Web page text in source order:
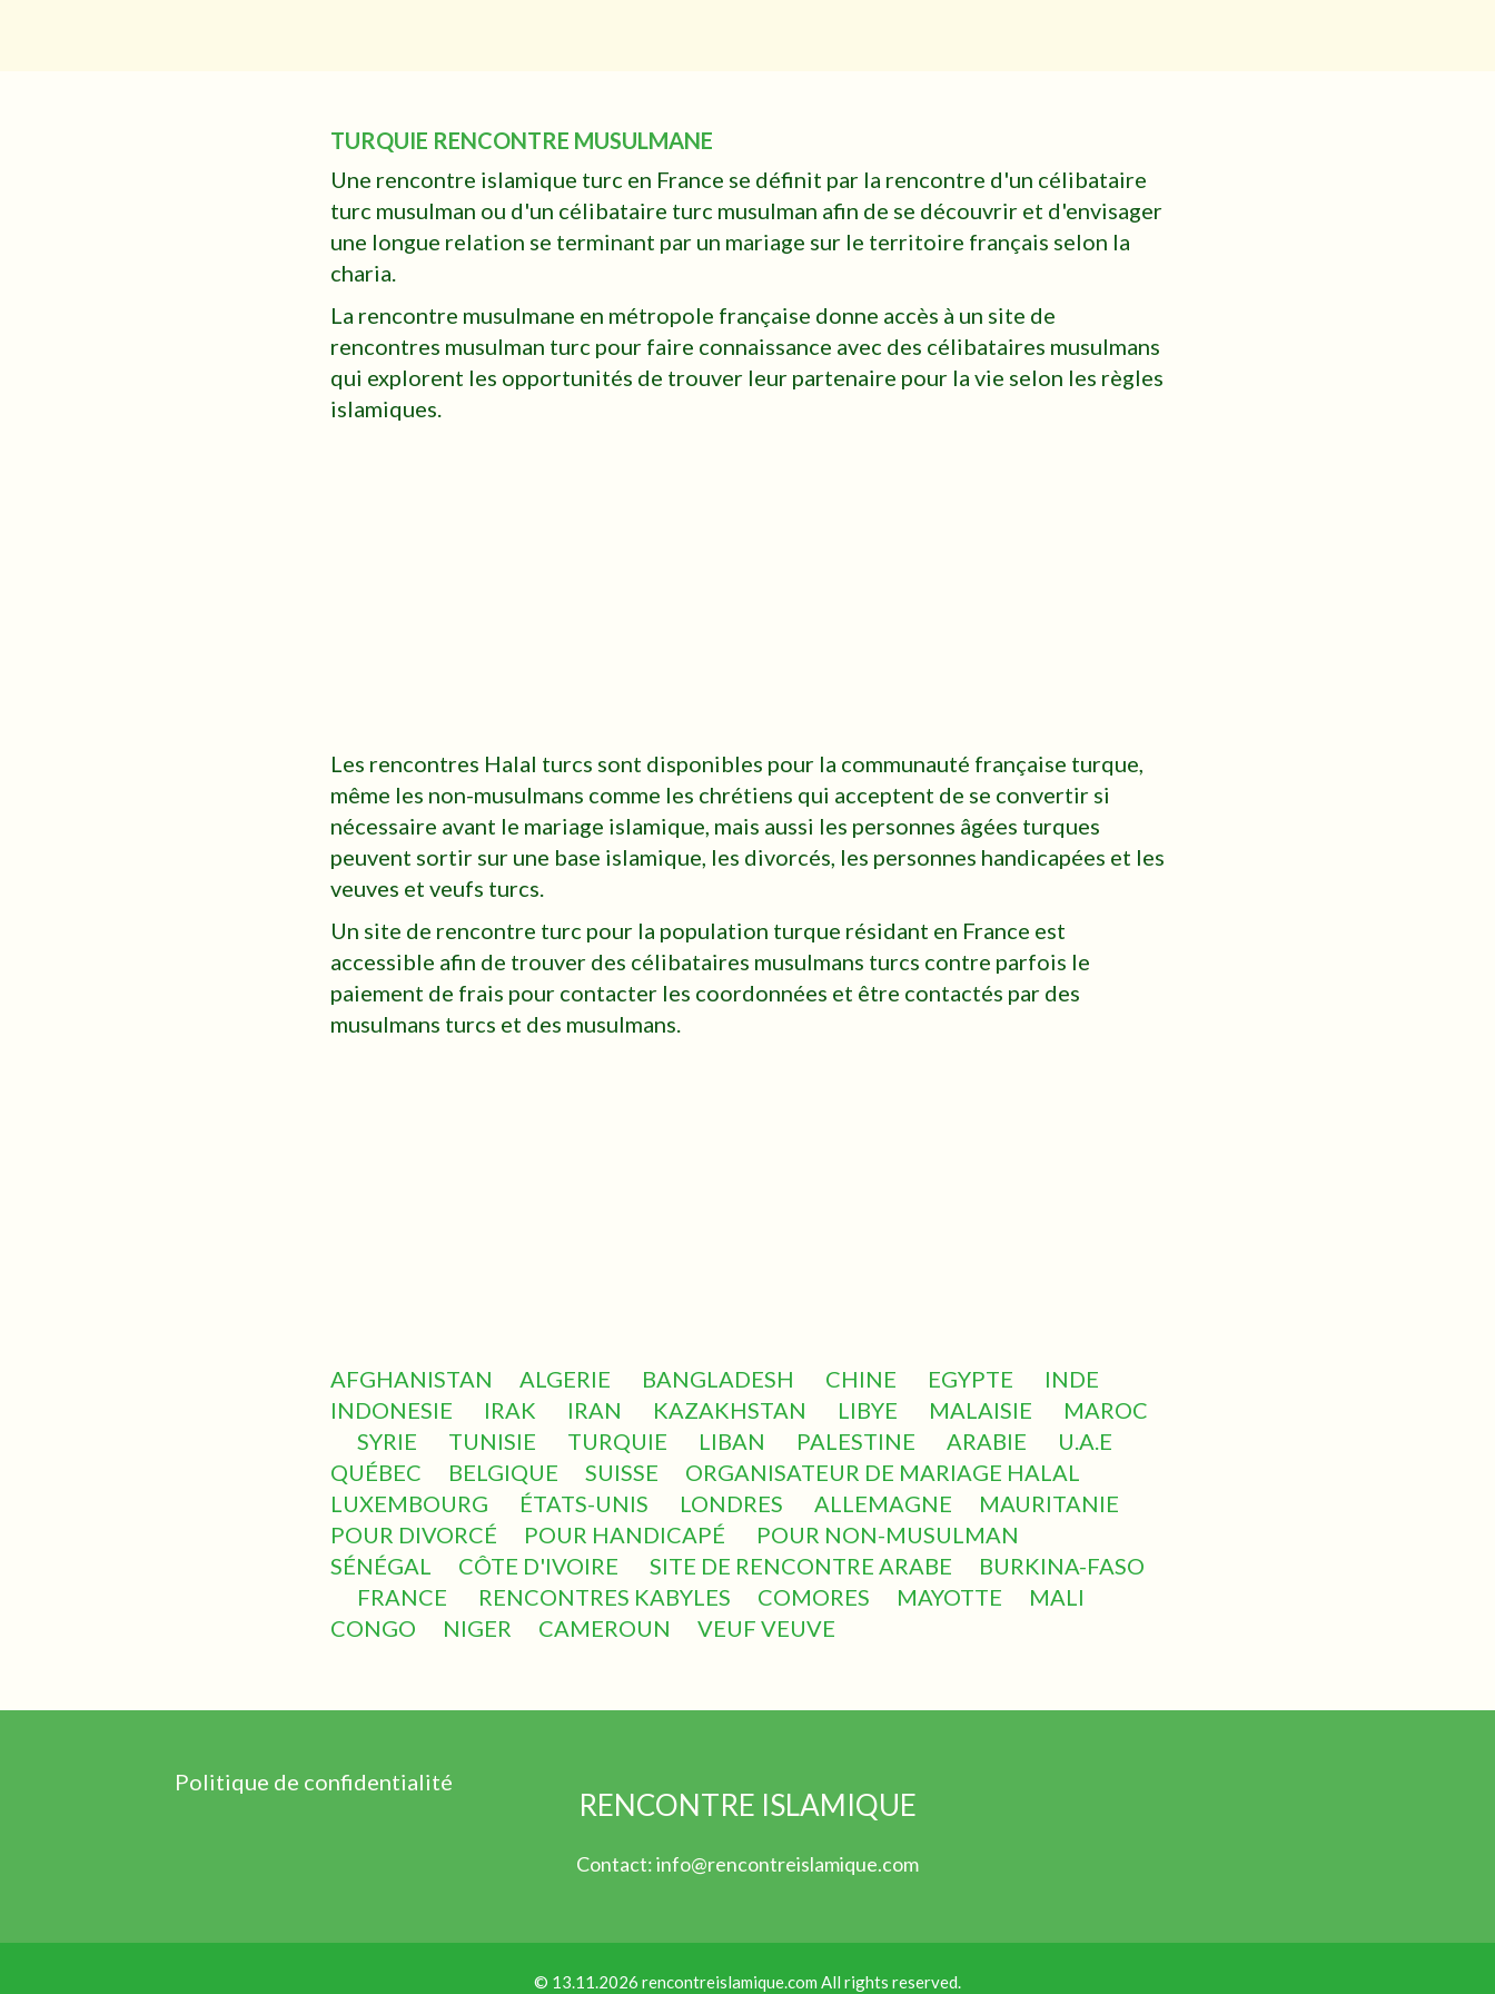
TURQUIE RENCONTRE MUSULMANE
Une rencontre islamique turc en France se définit par la rencontre d'un célibataire
turc musulman ou d'un célibataire turc musulman afin de se découvrir et d'envisager
une longue relation se terminant par un mariage sur le territoire français selon la
charia.
La rencontre musulmane en métropole française donne accès à un site de
rencontres musulman turc pour faire connaissance avec des célibataires musulmans
qui explorent les opportunités de trouver leur partenaire pour la vie selon les règles
islamiques.
Les rencontres Halal turcs sont disponibles pour la communauté française turque,
même les non-musulmans comme les chrétiens qui acceptent de se convertir si
nécessaire avant le mariage islamique, mais aussi les personnes âgées turques
peuvent sortir sur une base islamique, les divorcés, les personnes handicapées et les
veuves et veufs turcs.
Un site de rencontre turc pour la population turque résidant en France est
accessible afin de trouver des célibataires musulmans turcs contre parfois le
paiement de frais pour contacter les coordonnées et être contactés par des
musulmans turcs et des musulmans.
AFGHANISTAN ALGERIE BANGLADESH CHINE EGYPTE
INDE
INDONESIE
IRAK IRAN KAZAKHSTAN LIBYE MALAISIE
MAROC
SYRIE
TUNISIE TURQUIE LIBAN PALESTINE ARABIE
U.A.E
QUÉBEC
BELGIQUE SUISSE
ORGANISATEUR DE MARIAGE HALAL
LUXEMBOURG
ÉTATS-UNIS LONDRES ALLEMAGNE
MAURITANIE
POUR DIVORCÉ
POUR HANDICAPÉ
POUR NON-MUSULMAN
SÉNÉGAL
CÔTE D'IVOIRE SITE DE RENCONTRE ARABE
BURKINA-FASO
FRANCE
RENCONTRES KABYLES COMORES MAYOTTE
MALI
CONGO
NIGER CAMEROUN VEUF VEUVE
Politique de confidentialité
RENCONTRE ISLAMIQUE
Contact:info@rencontreislamique.com
© 13.11.2026 rencontreislamique.com All rights reserved.